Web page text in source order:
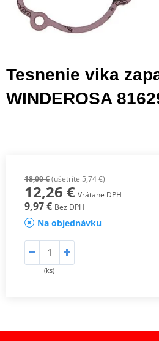
Tesnenie vika
WINDEROSA
18,00 €(ušetríte 5,74 €)
12,26 € Vrátane DPH
9,97 € Bez DPH
Na objednávku
(ks)